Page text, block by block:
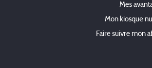
Mes
Mon kiosque
Faire suivre mon